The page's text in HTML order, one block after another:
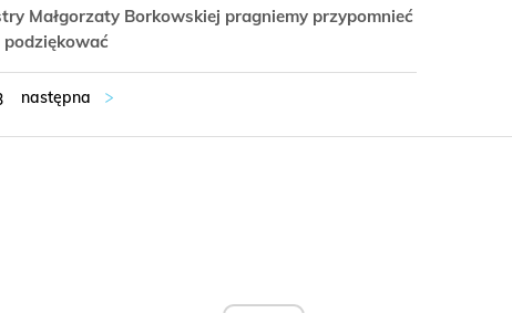
Małgorzaty Borkowskiej pragniemy przypomnieć